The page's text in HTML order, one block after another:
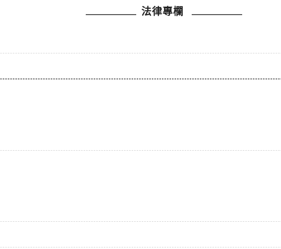
法律專欄